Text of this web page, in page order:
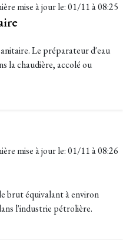
mise à jour le:01/11 à 08:25
Le préparateur d'eau
la chaudière, accolé ou
mise à jour le:01/11 à 08:26
brut équivalant à environ
l'industrie pétrolière.